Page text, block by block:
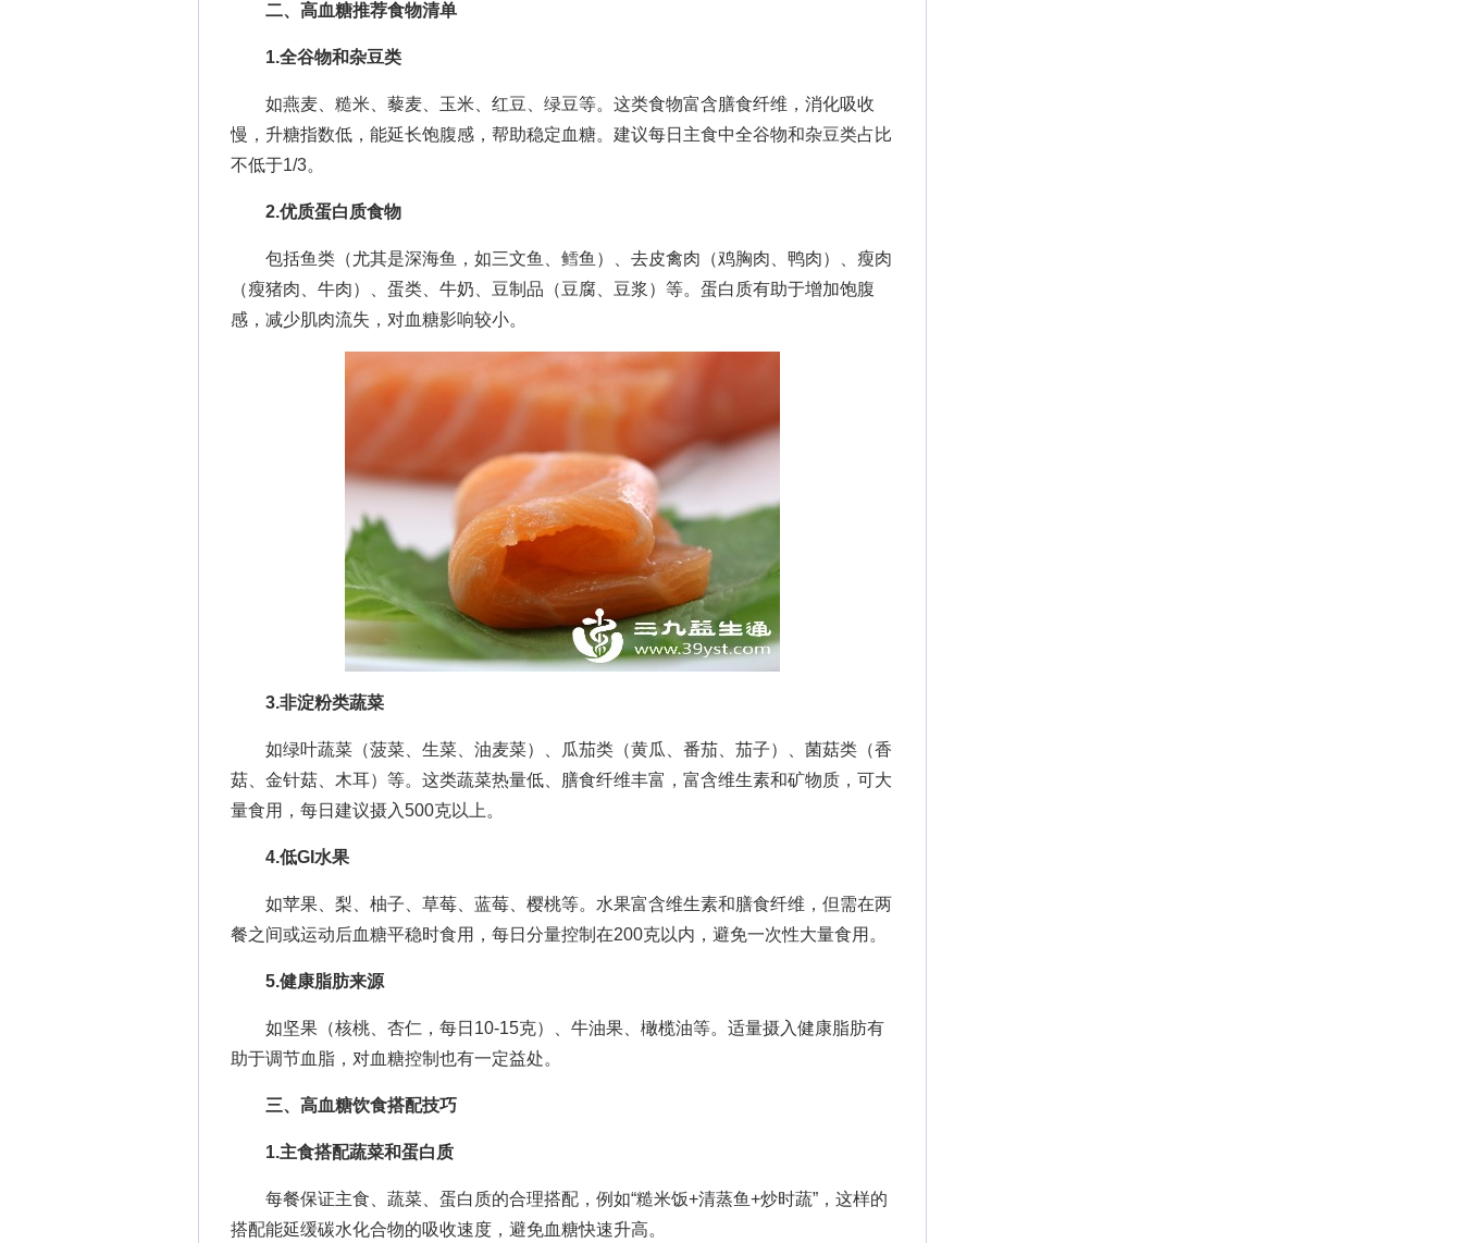
二、高血糖推荐食物清单
1.全谷物和杂豆类
如燕麦、糙米、藜麦、玉米、红豆、绿豆等。这类食物富含膳食纤维，消化吸收
慢，升糖指数低，能延长饱腹感，帮助稳定血糖。建议每日主食中全谷物和杂豆类占比
不低于1/3。
2.优质蛋白质食物
包括鱼类（尤其是深海鱼，如三文鱼、鳕鱼）、去皮禽肉（鸡胸肉、鸭肉）、瘦肉
（瘦猪肉、牛肉）、蛋类、牛奶、豆制品（豆腐、豆浆）等。蛋白质有助于增加饱腹
感，减少肌肉流失，对血糖影响较小。
3.非淀粉类蔬菜
如绿叶蔬菜（菠菜、生菜、油麦菜）、瓜茄类（黄瓜、番茄、茄子）、菌菇类（香
菇、金针菇、木耳）等。这类蔬菜热量低、膳食纤维丰富，富含维生素和矿物质，可大
量食用，每日建议摄入500克以上。
4.低GI水果
如苹果、梨、柚子、草莓、蓝莓、樱桃等。水果富含维生素和膳食纤维，但需在两
餐之间或运动后血糖平稳时食用，每日分量控制在200克以内，避免一次性大量食用。
5.健康脂肪来源
如坚果（核桃、杏仁，每日10-15克）、牛油果、橄榄油等。适量摄入健康脂肪有
助于调节血脂，对血糖控制也有一定益处。
三、高血糖饮食搭配技巧
1.主食搭配蔬菜和蛋白质
每餐保证主食、蔬菜、蛋白质的合理搭配，例如“糙米饭+清蒸鱼+炒时蔬”，这样的
搭配能延缓碳水化合物的吸收速度，避免血糖快速升高。